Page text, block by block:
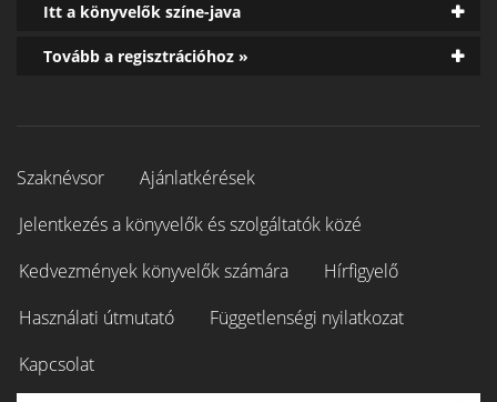
Itt a könyvelők színe-java
Tovább a regisztrációhoz »
Szaknévsor
Ajánlatkérések
Jelentkezés a könyvelők és szolgáltatók közé
Kedvezmények könyvelők számára
Hírfigyelő
Használati útmutató
Függetlenségi nyilatkozat
Kapcsolat